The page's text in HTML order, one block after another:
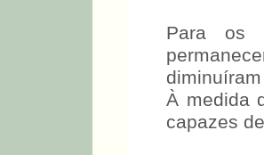
Para os
À medida
capazes